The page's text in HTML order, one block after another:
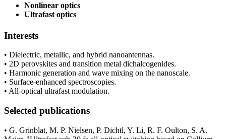
Nonlinear optics
Ultrafast optics
Interests
• Dielectric, metallic, and hybrid nanoantennas.
• 2D perovskites and transition metal dichalcogenides.
• Harmonic generation and wave mixing on the nanoscale.
• Surface-enhanced spectroscopies.
• All-optical ultrafast modulation.
Selected publications
• G. Grinblat, M. P. Nielsen, P. Dichtl, Y. Li, R. F. Oulton, S. A.